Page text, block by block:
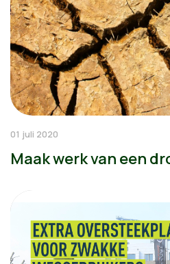
01 juli 2020
Maak werk van een